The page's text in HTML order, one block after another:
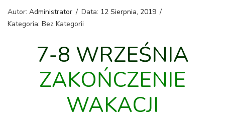
Autor: Administrator / Data: 12 Sierpnia, 2019 /
Kategoria: Bez Kategorii
7-8 WRZEŚNIA
ZAKOŃCZENIE
WAKACJI